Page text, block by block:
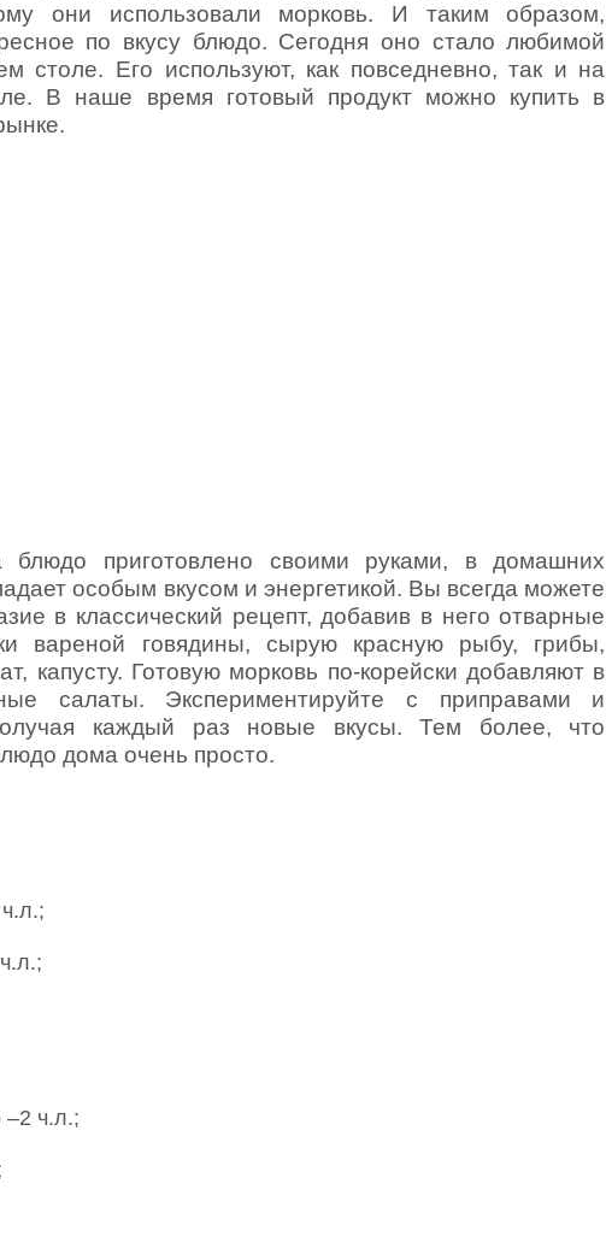
они использовали морковь. И таким образом,
по вкусу блюдо. Сегодня оно стало любимой
столе. Его используют, как повседневно, так и на
В наше время готовый продукт можно купить в
приготовлено своими руками, в домашних
особым вкусом и энергетикой. Вы всегда можете
в классический рецепт, добавив в него отварные
вареной говядины, сырую красную рыбу, грибы,
капусту. Готовую морковь по-корейски добавляют в
салаты. Экспериментируйте с приправами и
каждый раз новые вкусы. Тем более, что
дома очень просто.
ч.л.;